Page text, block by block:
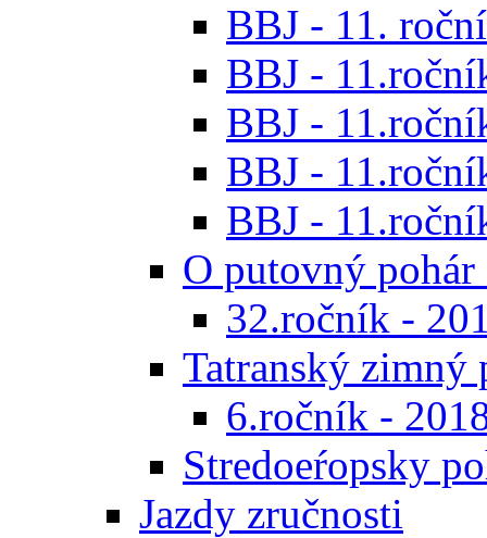
BBJ - 11.
BBJ -
BBJ -
BBJ -
BBJ -
O putovný
32.ročník -
Tatranský zimný
6.ročník -
Stredoeŕopsky
Jazdy zručnosti